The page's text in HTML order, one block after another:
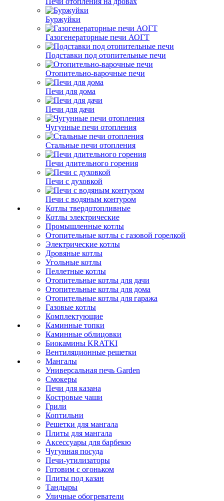
Буржуйки
Газогенераторные печи АОГТ
Подставки под отопительные печи
Отопительно-варочные печи
Печи для дома
Печи для дачи
Чугунные печи отопления
Стальные печи отопления
Печи длительного горения
Печи с духовкой
Печи с водяным контуром
Котлы твердотопливные
Котлы электрические
Промышленные котлы
Отопительные котлы с газовой горелкой
Электрические котлы
Дровяные котлы
Угольные котлы
Пеллетные котлы
Отопительные котлы для дачи
Отопительные котлы для дома
Отопительные котлы для гаража
Газовые котлы
Комплектующие
Каминные топки
Каминные облицовки
Биокамины KRATKI
Вентиляционные решетки
Мангалы
Универсальная печь Garden
Смокеры
Печи для казана
Костровые чаши
Грили
Коптильни
Решетки для мангала
Плиты для мангала
Аксессуары для барбекю
Чугунная посуда
Печи-утилизаторы
Готовим с огоньком
Плиты под казан
Тандыры
Уличные обогреватели